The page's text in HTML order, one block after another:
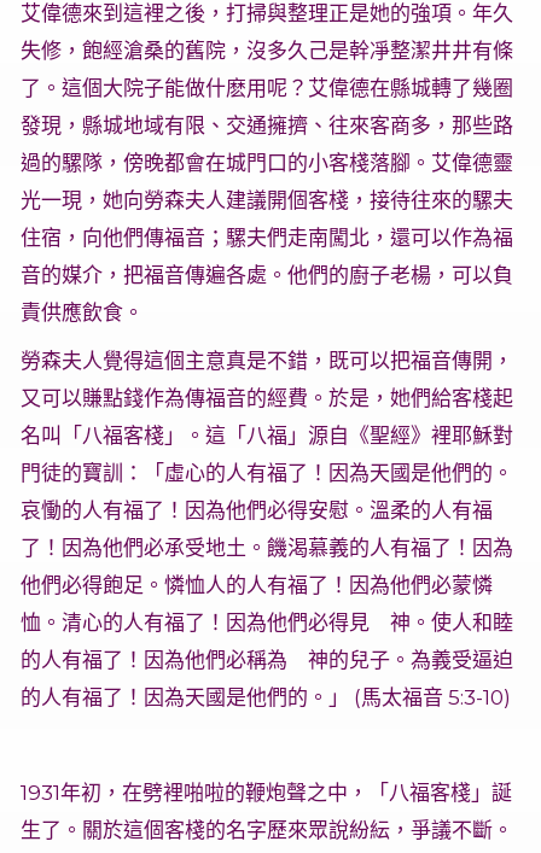
艾偉德來到這裡之後，打掃與整理正是她的強項。年久
失修，飽經滄桑的舊院，沒多久己是幹凈整潔井井有條
了。這個大院子能做什麽用呢？艾偉德在縣城轉了幾圈
發現，縣城地域有限、交通擁擠、往來客商多，那些路
過的騾隊，傍晚都會在城門口的小客棧落腳。艾偉德靈
光一現，她向勞森夫人建議開個客棧，接待往來的騾夫
住宿，向他們傳福音；騾夫們走南闖北，還可以作為福
音的媒介，把福音傳遍各處。他們的廚子老楊，可以負
責供應飲食。
勞森夫人覺得這個主意真是不錯，既可以把福音傳開，
又可以賺點錢作為傳福音的經費。於是，她們給客棧起
名叫「八福客棧」。這「八福」源自《聖經》裡耶穌對
門徒的寶訓：「虛心的人有福了！因為天國是他們的。
哀慟的人有福了！因為他們必得安慰。溫柔的人有福
了！因為他們必承受地土。饑渴慕義的人有福了！因為
他們必得飽足。憐恤人的人有福了！因為他們必蒙憐
恤。清心的人有福了！因為他們必得見 神。使人和睦
的人有福了！因為他們必稱為 神的兒子。為義受逼迫
的人有福了！因為天國是他們的。」 (馬太福音 5:3-10)
1931年初，在劈裡啪啦的鞭炮聲之中，「八福客棧」誕
生了。關於這個客棧的名字歷來眾說紛紜，爭議不斷。